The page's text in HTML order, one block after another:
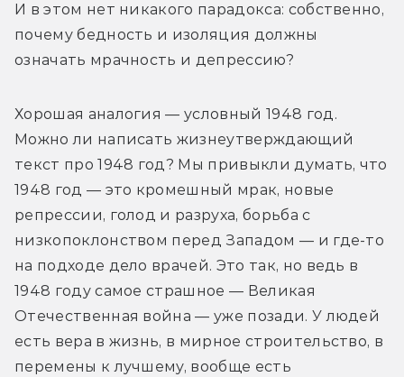
И в этом нет никакого парадокса: собственно,
почему бедность и изоляция должны
означать мрачность и депрессию?
Хорошая аналогия — условный 1948 год.
Можно ли написать жизнеутверждающий
текст про 1948 год? Мы привыкли думать, что
1948 год — это кромешный мрак, новые
репрессии, голод и разруха, борьба с
низкопоклонством перед Западом — и где-то
на подходе дело врачей. Это так, но ведь в
1948 году самое страшное — Великая
Отечественная война — уже позади. У людей
есть вера в жизнь, в мирное строительство, в
перемены к лучшему, вообще есть